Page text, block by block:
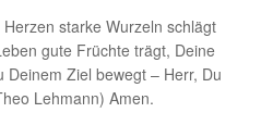
starke Wurzeln schlägt
gute Früchte trägt, Deine
Deinem Ziel bewegt – Herr, Du
Lehmann) Amen.